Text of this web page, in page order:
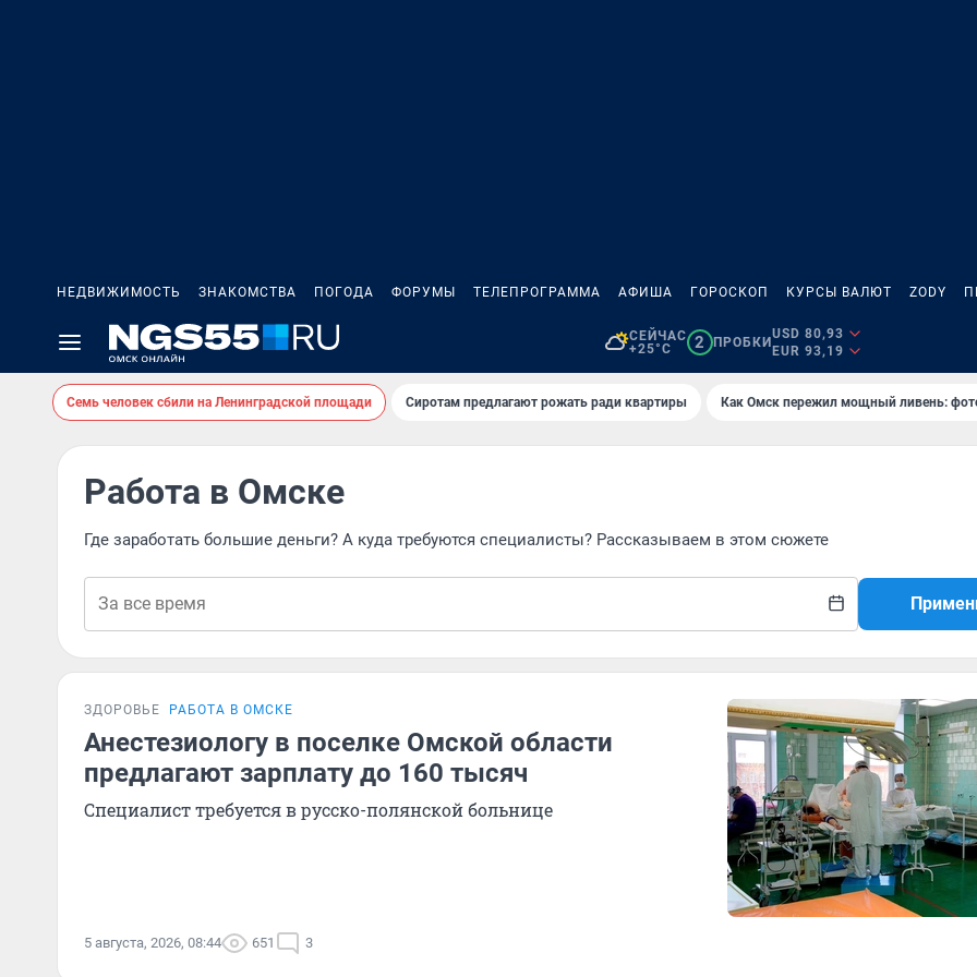
НЕДВИЖИМОСТЬ ЗНАКОМСТВА ПОГОДА ФОРУМЫ ТЕЛЕПРОГРАММА АФИША ГОРОСКОП КУРСЫ ВАЛЮТ ZODY
СЕЙЧАС
+25°C
2 ПРОБКИ
USD 80,93
EUR 93,19
Семь человек сбили на Ленинградской площади Сиротам предлагают рожать ради квартиры Как Омск пережил мощный ливень:
Работа в Омске
Где заработать большие деньги? А куда требуются специалисты? Рассказываем в этом сюжете
ЗДОРОВЬЕ РАБОТА В ОМСКЕ
Анестезиологу в поселке Омской области
предлагают зарплату до 160 тысяч
Специалист требуется в русско-полянской больнице
5 августа, 2026, 08:44 651 3